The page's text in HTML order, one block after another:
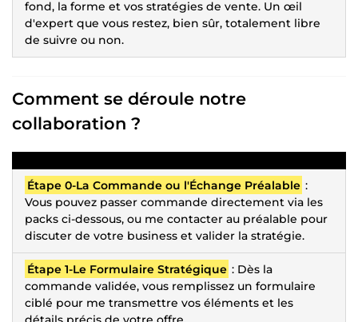
fond, la forme et vos stratégies de vente. Un œil
d'expert que vous restez, bien sûr, totalement libre
de suivre ou non.
Comment se déroule notre
collaboration ?
Étape 0-La Commande ou l'Échange Préalable :
Vous pouvez passer commande directement via les
packs ci-dessous, ou me contacter au préalable pour
discuter de votre business et valider la stratégie.
Étape 1-Le Formulaire Stratégique : Dès la
commande validée, vous remplissez un formulaire
ciblé pour me transmettre vos éléments et les